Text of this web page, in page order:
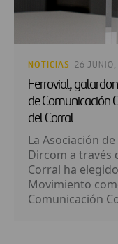
NOTICIAS · 26
Ferrovial,
de Comunicación
del Corral
La Asociación
Dircom a través
Corral ha
Movimiento
Comunicación